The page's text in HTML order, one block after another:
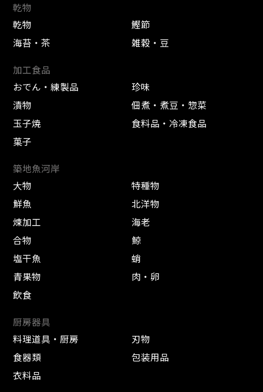
乾物
乾物
鰹節
海苔・茶
雑穀・豆
加工食品
おでん・練製品
珍味
漬物
佃煮・煮豆・惣菜
玉子焼
食料品・冷凍食品
菓子
築地魚河岸
大物
特種物
鮮魚
北洋物
煉加工
海老
合物
鯨
塩干魚
蛸
青果物
肉・卵
飲食
厨房器具
料理道具・厨房
刃物
食器類
包装用品
衣料品